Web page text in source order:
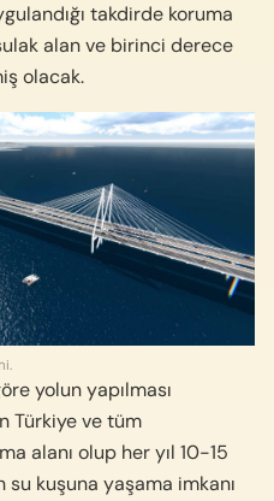
takdirde koruma
alan ve birinci derece
olacak.
yolun yapılması
Türkiye ve tüm
alanı olup her yıl 10-15
kuşuna yaşama imkanı